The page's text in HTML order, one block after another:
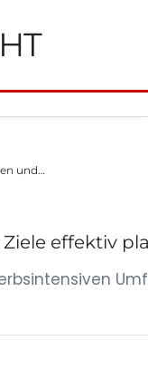
und…
Ziele effektiv